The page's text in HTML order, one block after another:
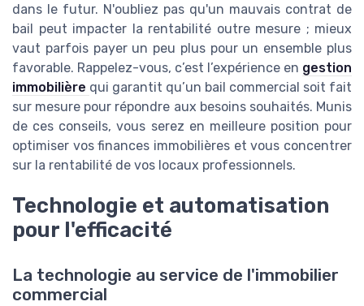
dans le futur. N'oubliez pas qu'un mauvais contrat de
bail peut impacter la rentabilité outre mesure ; mieux
vaut parfois payer un peu plus pour un ensemble plus
favorable. Rappelez-vous, c’est l’expérience en gestion
immobilière qui garantit qu’un bail commercial soit fait
sur mesure pour répondre aux besoins souhaités. Munis
de ces conseils, vous serez en meilleure position pour
optimiser vos finances immobilières et vous concentrer
sur la rentabilité de vos locaux professionnels.
Technologie et automatisation
pour l'efficacité
La technologie au service de l'immobilier
commercial